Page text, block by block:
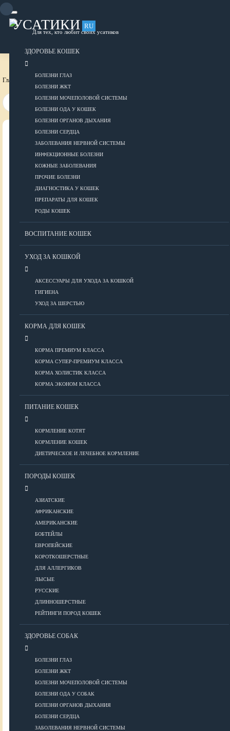
Skip
to
contentУСАТИКИ RU
Для тех, кто любит своих усатиков
РАЗМЕСТИТЬ ОБЪЯВЛЕНИЕ
ЗДОРОВЬЕ КОШЕК
БОЛЕЗНИ ГЛАЗ
БОЛЕЗНИ ЖКТ
БОЛЕЗНИ МОЧЕПОЛОВОЙ СИСТЕМЫ
БОЛЕЗНИ ОДА У КОШЕК
БОЛЕЗНИ ОРГАНОВ ДЫХАНИЯ
БОЛЕЗНИ СЕРДЦА
ЗАБОЛЕВАНИЯ НЕРВНОЙ СИСТЕМЫ
ИНФЕКЦИОННЫЕ БОЛЕЗНИ
КОЖНЫЕ ЗАБОЛЕВАНИЯ
ПРОЧИЕ БОЛЕЗНИ
ДИАГНОСТИКА У КОШЕК
ПРЕПАРАТЫ ДЛЯ КОШЕК
РОДЫ КОШЕК
ВОСПИТАНИЕ КОШЕК
УХОД ЗА КОШКОЙ
АКСЕССУАРЫ ДЛЯ УХОДА ЗА КОШКОЙ
ГИГИЕНА
УХОД ЗА ШЕРСТЬЮ
КОРМА ДЛЯ КОШЕК
КОРМА ПРЕМИУМ КЛАССА
КОРМА СУПЕР-ПРЕМИУМ КЛАССА
КОРМА ХОЛИСТИК КЛАССА
КОРМА ЭКОНОМ КЛАССА
ПИТАНИЕ КОШЕК
КОРМЛЕНИЕ КОТЯТ
КОРМЛЕНИЕ КОШЕК
ДИЕТИЧЕСКОЕ И ЛЕЧЕБНОЕ КОРМЛЕНИЕ
ПОРОДЫ КОШЕК
АЗИАТСКИЕ
АФРИКАНСКИЕ
АМЕРИКАНСКИЕ
БОБТЕЙЛЫ
ЕВРОПЕЙСКИЕ
КОРОТКОШЕРСТНЫЕ
ДЛЯ АЛЛЕРГИКОВ
ЛЫСЫЕ
РУССКИЕ
ДЛИННОШЕРСТНЫЕ
РЕЙТИНГИ ПОРОД КОШЕК
ЗДОРОВЬЕ СОБАК
БОЛЕЗНИ ГЛАЗ
БОЛЕЗНИ ЖКТ
БОЛЕЗНИ МОЧЕПОЛОВОЙ СИСТЕМЫ
БОЛЕЗНИ ОДА У СОБАК
БОЛЕЗНИ ОРГАНОВ ДЫХАНИЯ
БОЛЕЗНИ СЕРДЦА
ЗАБОЛЕВАНИЯ НЕРВНОЙ СИСТЕМЫ
ОБЪЯВЛЕНИЯ
Главная страница
ВСЕ О КОШКАХ
Болезни глаз
Болезни ЖКТ
Кожные заболевания
Диагностика у кошек
Препараты для кошек
Роды кошек
Аксессуары для ухода
Гигиена
Уход за шерстью
Корма премиум класса
Корма супер-премиум класса
Корма холистик класса
Корма эконом класса
ПИТАНИЕ
Кормление котят
Кормление кошек
Диетическое и лечебное кормление
ПОРОДЫ